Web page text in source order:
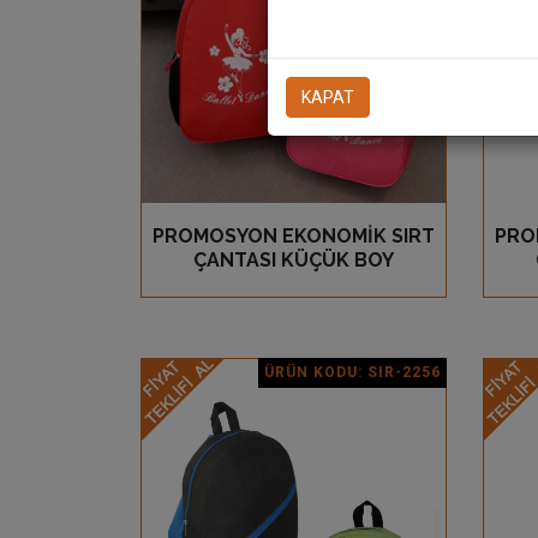
GÖZ AT
PROMOSYON EKONOMİK SIRT
ÇANTASI KÜÇÜK BOY
ÜRÜN KODU: SIR-2256
Ürün Detay
KAPAT